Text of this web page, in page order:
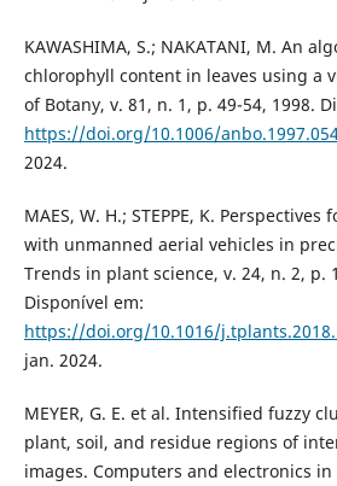
KAWASHIMA, S.; NAKATANI, M. An
chlorophyll content in leaves using a
of Botany, v. 81, n. 1, p. 49-54, 1998.
https://doi.org/10.1006/
2024.
MAES, W. H.; STEPPE, K.
with unmanned aerial vehicles in
Trends in plant science, v. 24, n. 2, p.
Disponível em:
https://doi.org/10.1016/
jan. 2024.
MEYER, G. E. et al. Intensified fuzzy
plant, soil, and residue regions of
images. Computers and electronics